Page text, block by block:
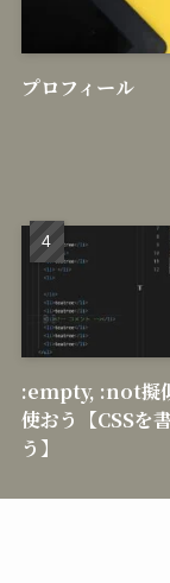
プロフィール
:empty, :not擬
使おう【CSSを
う】